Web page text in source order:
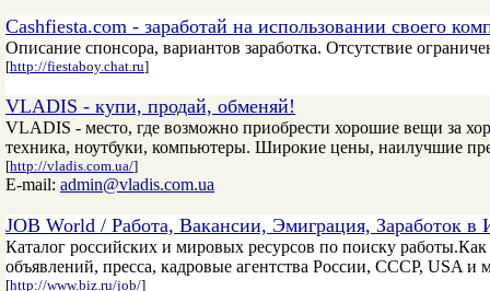
Cashfiesta.com - заработай на использовании своего
Описание спонсора, вариантов заработка. Отсутствие
[http://fiestaboy.chat.ru]
VLADIS - купи, продай, обменяй!
VLADIS - место, где возможно приобрести хорошие вещи за
техника, ноутбуки, компьютеры. Широкие цены, наилучшие
[http://vladis.com.ua/]
E-mail: admin@vladis.com.ua
JOB World / Работа, Вакансии, Эмиграция, Заработок в
Каталог российских и мировых ресурсов по поиску
объявлений, пресса, кадровые агентства России, СССР, USA и
[http://www.biz.ru/job/]